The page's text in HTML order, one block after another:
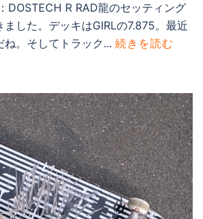
DOSTECH R RAD龍のセッティング
ました。デッキはGIRLの7.875。最近
。そしてトラック... 続きを読む